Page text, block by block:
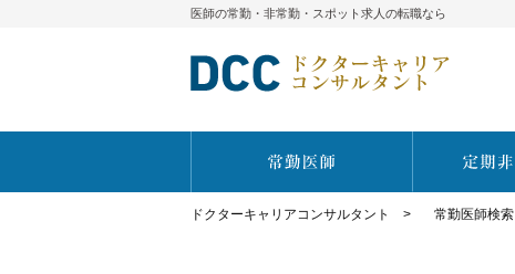
医師の常勤・非常勤・スポット求人の転職なら
ドクターキャリアコンサルタント > 常勤医師検索